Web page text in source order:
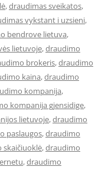
,draudimas sveikatos,
vykstant i uzsieni,
bendrove lietuva,
lietuvoje,draudimo
brokeris,draudimo
kaina,draudimo
kompanija,
kompanija gjensidige,
lietuvoje,draudimo
paslaugos,draudimo
skaičiuoklė,draudimo
,draudimo